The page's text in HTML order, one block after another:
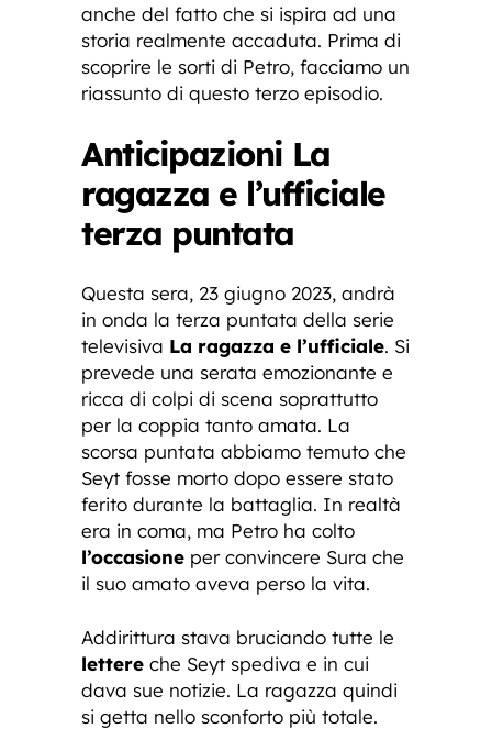
anche del fatto che si ispira ad una
storia realmente accaduta. Prima di
scoprire le sorti di Petro, facciamo un
riassunto di questo terzo episodio.
Anticipazioni La
ragazza e l’ufficiale
terza puntata
Questa sera, 23 giugno 2023, andrà
in onda la terza puntata della serie
televisiva La ragazza e l’ufficiale. Si
prevede una serata emozionante e
ricca di colpi di scena soprattutto
per la coppia tanto amata. La
scorsa puntata abbiamo temuto che
Seyt fosse morto dopo essere stato
ferito durante la battaglia. In realtà
era in coma, ma Petro ha colto
l’occasione per convincere Sura che
il suo amato aveva perso la vita.
Addirittura stava bruciando tutte le
lettere che Seyt spediva e in cui
dava sue notizie. La ragazza quindi
si getta nello sconforto più totale.